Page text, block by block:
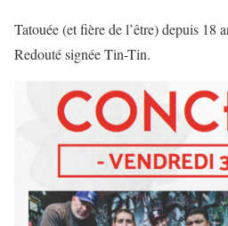
Tatouée (et fière de l’être) depuis 18
Redouté signée Tin-Tin.